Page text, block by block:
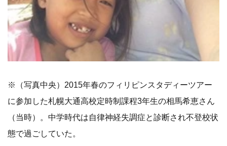
※（写真中央）2015年春のフィリピンスタディーツアー
に参加した札幌大通高校定時制課程3年生の相馬希恵さん
（当時）。中学時代は自律神経失調症と診断され不登校状
態で過ごしていた。